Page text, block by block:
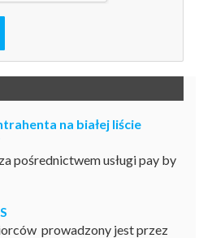
na białej liście
pośrednictwem usługi pay by
prowadzony jest przez